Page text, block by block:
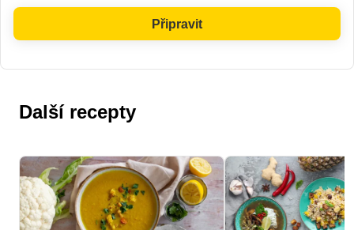
Připravit
Další recepty